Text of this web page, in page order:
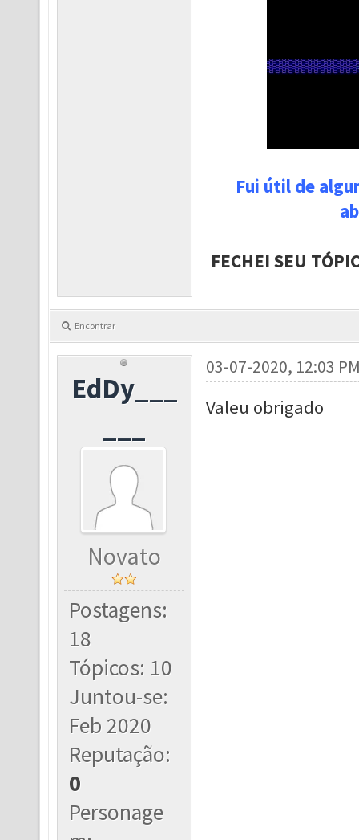
Fui útil de
FECHEI SEU
Encontrar
EdDy___
Novato
Postagens:
18
Tópicos: 10
Juntou-se:
Feb 2020
Reputação:
0
Personage
03-07-2020, 12:03
Valeu obrigado